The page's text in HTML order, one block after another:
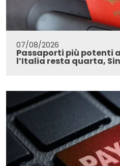
07/08/2026
Passaporti più potenti
l’Italia resta quarta,